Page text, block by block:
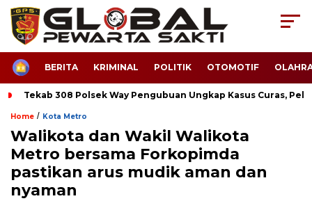
HOMEBERITA KRIMINAL POLITIK OTOMOTIF
Tekab 308 Polsek Way Pengubuan Ungkap Kasus Curas,
Home / Kota Metro
Walikota dan Wakil Walikota
Metro bersama Forkopimda
pastikan arus mudik aman dan
nyaman